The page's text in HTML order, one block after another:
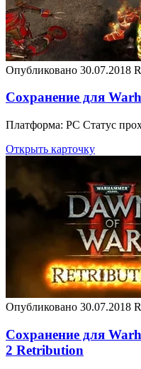
Опубликовано 30.07.2018
Сохранение для
Платформа: PC Статус
Открыть карточку
Опубликовано 30.07.2018
Сохранение для
2 Retribution